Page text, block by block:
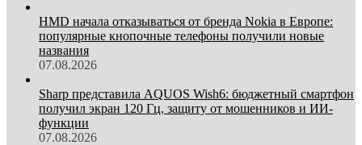
HMD начала отказываться от бренда Nokia в Европе:
популярные кнопочные телефоны получили новые
названия
07.08.2026
Sharp представила AQUOS Wish6: бюджетный смартфон
получил экран 120 Гц, защиту от мошенников и ИИ-
функции
07.08.2026